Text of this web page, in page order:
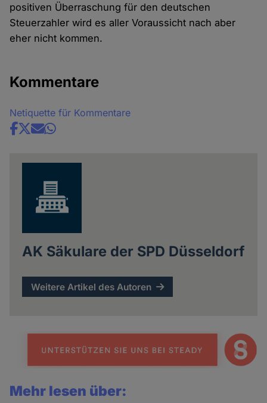
positiven Überraschung für den deutschen
Steuerzahler wird es aller Voraussicht nach aber
eher nicht kommen.
Kommentare
Netiquette für Kommentare
Share
AK Säkulare der SPD Düsseldorf
Weitere Artikel des Autoren
Mehr lesen über: